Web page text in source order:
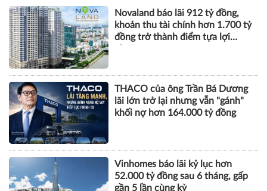
Novaland báo lãi 912 tỷ đồng,
khoản thu tài chính hơn 1.700 tỷ
đồng trở thành điểm tựa lợi
THACO của ông Trần Bá Dương
lãi lớn trở lại nhưng vẫn "gánh"
khối nợ hơn 164.000 tỷ đồng
Vinhomes báo lãi kỷ lục hơn
52.000 tỷ đồng sau 6 tháng, gấp
gần 5 lần cùng kỳ